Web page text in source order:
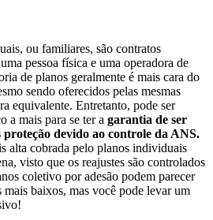
ou familiares, são contratos
pessoa física e uma operadora de
de planos geralmente é mais cara do
sendo oferecidos pelas mesmas
equivalente. Entretanto, pode ser
a mais para se ter a garantia de ser
devido ao controle da ANS.
alta cobrada pelo planos individuais
visto que os reajustes são controlados
coletivo por adesão podem parecer
mais baixos, mas você pode levar um